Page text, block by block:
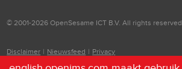
© 2001-2026 OpenSesame ICT B.V. All rights reserved
Disclaimer | Nieuwsfeed | Privacy